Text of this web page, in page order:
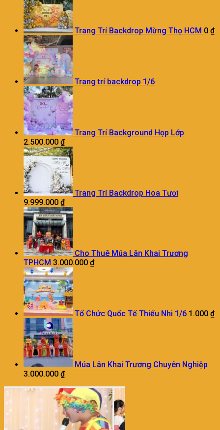
Trang Trí Backdrop Mừng Thọ HCM 0 ₫
Trang trí backdrop 1/6
Trang Trí Background Họp Lớp
2.500.000 ₫
Trang Trí Backdrop Hoa Tươi
9.999.000 ₫
Cho Thuê Múa Lân Khai Trương
TPHCM 3.000.000 ₫
Tổ Chức Quốc Tế Thiếu Nhi 1/6 1.000 ₫
Múa Lân Khai Trương Chuyên Nghiệp
3.000.000 ₫